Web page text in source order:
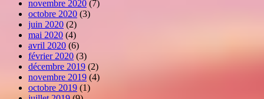
novembre 2020 (7)
octobre 2020 (3)
juin 2020 (2)
mai 2020 (4)
avril 2020 (6)
février 2020 (3)
décembre 2019 (2)
novembre 2019 (4)
octobre 2019 (1)